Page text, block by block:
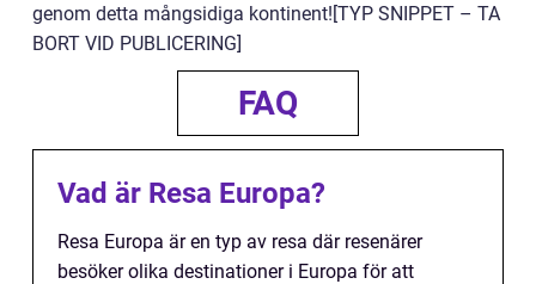
genom detta mångsidiga kontinent![TYP SNIPPET – TA
BORT VID PUBLICERING]
FAQ
Vad är Resa Europa?
Resa Europa är en typ av resa där resenärer
besöker olika destinationer i Europa för att